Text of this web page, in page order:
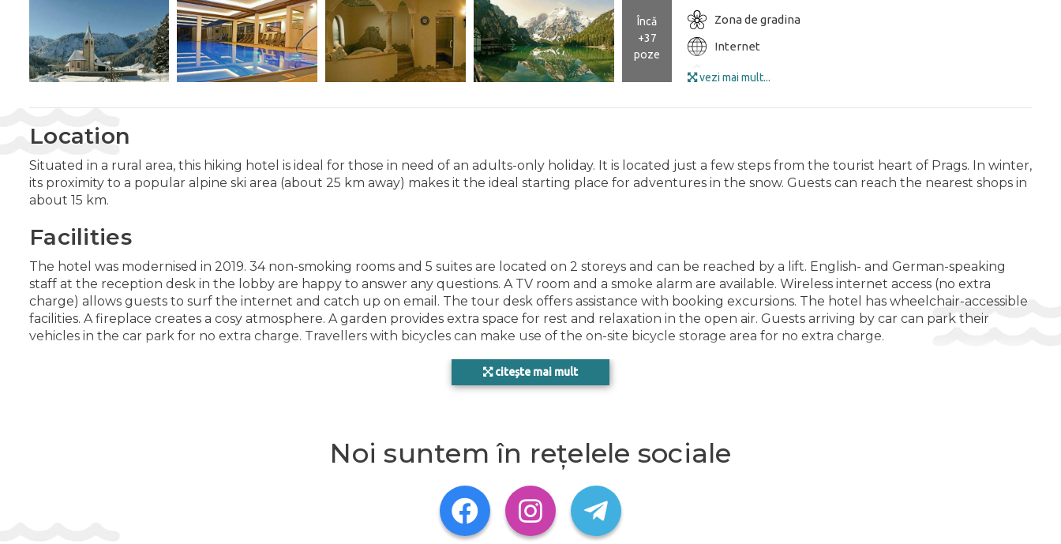
Încă
+37
poze
Zona de gradina
Internet
Mobila de gradina
Wi-Fi
Schi
Scoala de schi ($)
Tururi de mers pe jos
Piscină
vezi mai mult...
Location
Situated in a rural area, this hiking hotel is ideal for those in need of an adults-only holiday. It is located just a few steps from the tourist heart of Prags. In winter,
its proximity to a popular alpine ski area (about 25 km away) makes it the ideal starting place for adventures in the snow. Guests can reach the nearest shops in
about 15 km.
Facilities
The hotel was modernised in 2019. 34 non-smoking rooms and 5 suites are located on 2 storeys and can be reached by a lift. English- and German-speaking
staff at the reception desk in the lobby are happy to answer any questions. A TV room and a smoke alarm are available. Wireless internet access (no extra
charge) allows guests to surf the internet and catch up on email. The tour desk offers assistance with booking excursions. The hotel has wheelchair-accessible
facilities. A fireplace creates a cosy atmosphere. A garden provides extra space for rest and relaxation in the open air. Guests arriving by car can park their
vehicles in the car park for no extra charge. Travellers with bicycles can make use of the on-site bicycle storage area for no extra charge.
equipped with a shower, a bathtub and a bidet. A hairdryer and bathrobes are available for daily use. 1 wheelchair-friendly room can be booked.
Guests can strike that perfect balance between exercise and relaxation (no extra charge) at the indoor pool. Sun loungers and parasols on the sun terrace
create a perfect space for guests to relax and unwind. Leisure activities and facilities at the hotel include skiing, a spa, a sauna, a steam bath and hiking or, for a
citește mai mult
Noi suntem în rețelele sociale